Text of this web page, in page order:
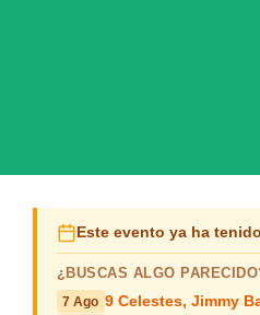
Este evento ya ha
¿BUSCAS ALGO
7 Ago 9 Celestes, Jimmy